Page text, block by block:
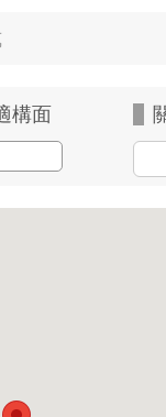
構面